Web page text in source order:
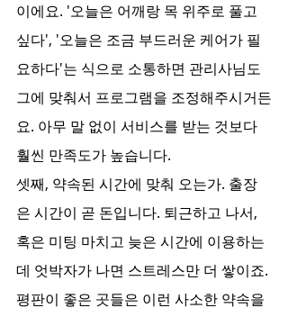
이에요. '오늘은 어깨랑 목 위주로 풀고
싶다', '오늘은 조금 부드러운 케어가 필
요하다'는 식으로 소통하면 관리사님도
그에 맞춰서 프로그램을 조정해주시거든
요. 아무 말 없이 서비스를 받는 것보다
훨씬 만족도가 높습니다.
셋째, 약속된 시간에 맞춰 오는가. 출장
은 시간이 곧 돈입니다. 퇴근하고 나서,
혹은 미팅 마치고 늦은 시간에 이용하는
데 엇박자가 나면 스트레스만 더 쌓이죠.
평판이 좋은 곳들은 이런 사소한 약속을